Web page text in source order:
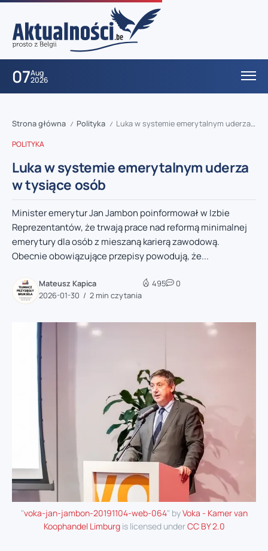
07Aug
2026
Strona główna / Polityka / Luka w systemie emerytalnym uderza w tysiące osób
POLITYKA
Luka w systemie emerytalnym uderza
w tysiące osób
Minister emerytur Jan Jambon poinformował w Izbie
Reprezentantów, że trwają prace nad reformą minimalnej
emerytury dla osób z mieszaną karierą zawodową.
Obecnie obowiązujące przepisy powodują, że...
Mateusz Kapica
2026-01-30
2 min czytania
495 0
"voka-jan-jambon-20191104-web-064" byVoka - Kamer van
Koophandel Limburgis licensed underCC BY 2.0